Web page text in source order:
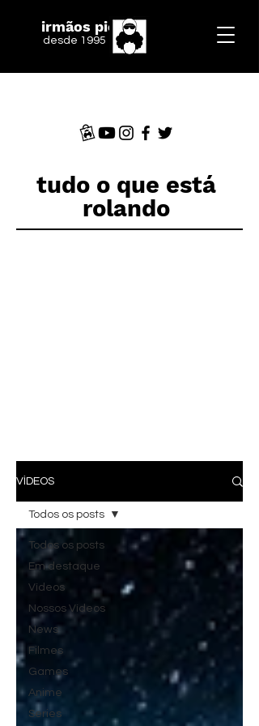
irmãos piologo
desde 1995
tudo o que está
rolando
VÍDEOS
Todos os posts
Em destaque
Vídeos
Nossos Vídeos
News
Filmes
Games
Anime
Series
Todos os posts